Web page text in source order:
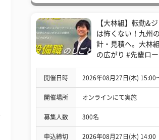
【大林組】転勤&
は怖くない！九州
計・見積へ。大林
の広がり #先輩ロ
開催日時 2026年08月27日(木) 15:00
開催場所 オンラインにて実施
募集人数 300名
申込締切 2026年08月27日(木) 14:00